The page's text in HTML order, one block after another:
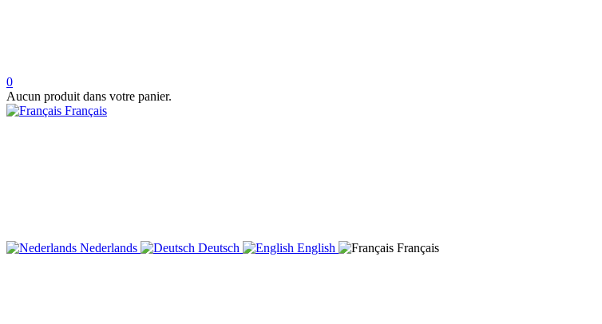
0
Aucun produit dans votre panier.
Français
Nederlands Deutsch English Français